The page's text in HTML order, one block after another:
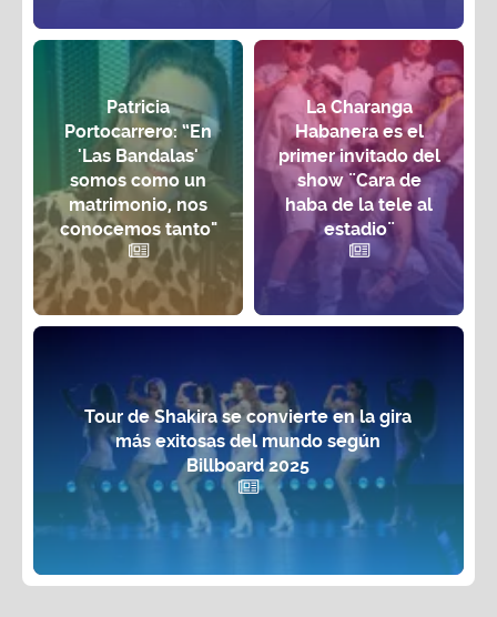
Patricia
Portocarrero: “En
'Las Bandalas'
somos como un
matrimonio, nos
conocemos tanto"
La Charanga
Habanera es el
primer invitado del
show ¨Cara de
haba de la tele al
estadio¨
Tour de Shakira se convierte en la gira
más exitosas del mundo según
Billboard 2025